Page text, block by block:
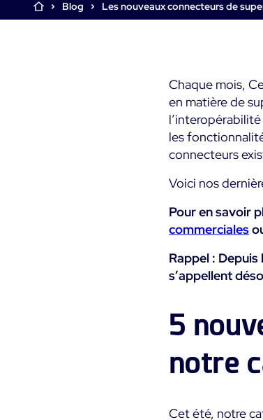
Monitoring -
Centreon
Monitoring -
Commencez votre
maintenant
Monitoring -
Centreon
Monitoring -
Commencez votre
maintenant
Infra Monitoring
Essayez Centreon
Documentation
d’utilisateurs
Blog Les nouveaux connecteurs de
Chaque mois,
en matière de
les
connecteurs
Voici nos
Pour en savoir
commerciales
Rappel :
s’appellent
5
notre
Cet été, notre